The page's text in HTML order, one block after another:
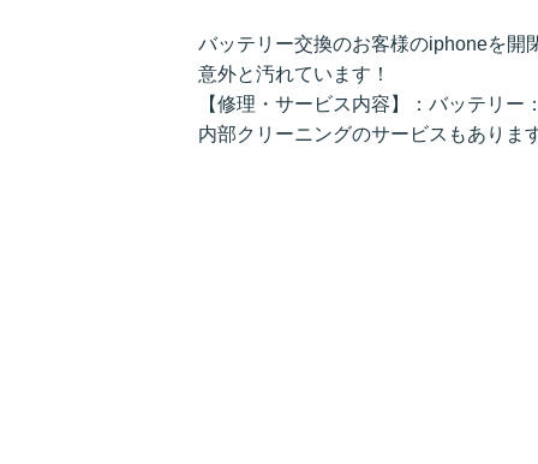
バッテリー交換のお客様のiphoneを開
意外と汚れています！
【修理・サービス内容】：バッテリー
内部クリーニングのサービスもありま